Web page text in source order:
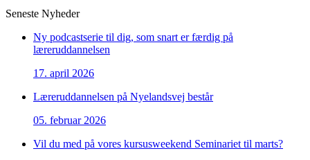
Seneste Nyheder
Ny podcastserie til dig, som snart er færdig på
læreruddannelsen
17. april 2026
Læreruddannelsen på Nyelandsvej består
05. februar 2026
Vil du med på vores kursusweekend Seminariet til marts?